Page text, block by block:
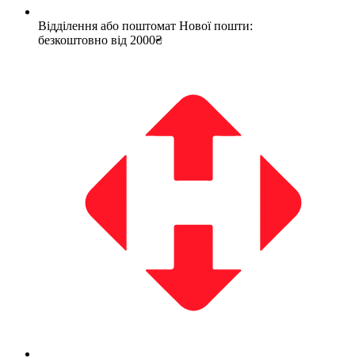
Відділення або поштомат Нової пошти:
безкоштовно від 2000₴